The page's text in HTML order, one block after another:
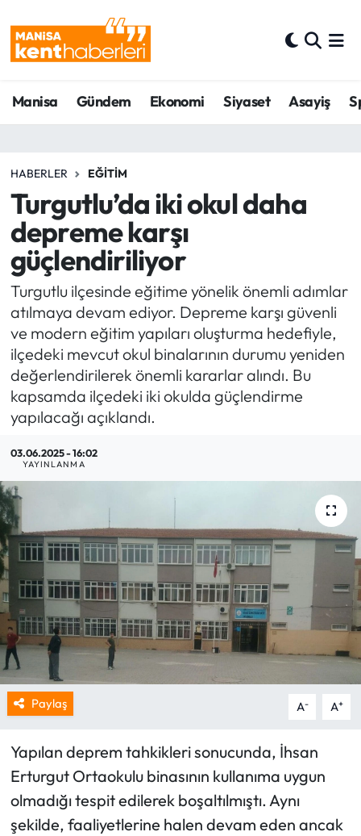
Manisa Gündem Ekonomi Siyaset Asayiş
HABERLER EĞITIM
Turgutlu’da iki okul daha
depreme karşı
güçlendiriliyor
Turgutlu ilçesinde eğitime yönelik önemli adımlar
atılmaya devam ediyor. Depreme karşı güvenli
ve modern eğitim yapıları oluşturma hedefiyle,
ilçedeki mevcut okul binalarının durumu yeniden
değerlendirilerek önemli kararlar alındı. Bu
kapsamda ilçedeki iki okulda güçlendirme
yapılacağı açıklandı.
03.06.2025 - 16:02
YAYINLANMA
Paylaş A- A+
Yapılan deprem tahkikleri sonucunda, İhsan
Erturgut Ortaokulu binasının kullanıma uygun
olmadığı tespit edilerek boşaltılmıştı. Aynı
şekilde, faaliyetlerine halen devam eden ancak
Ahmetli Hava Durumu
Ahmetli Trafik Yoğunluk Haritası
Son Dakika Haberleri
Haber Arşivi